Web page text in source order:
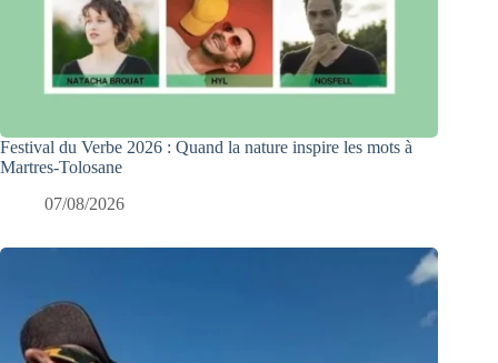
Festival du Verbe 2026 : Quand la nature inspire les mots à
Martres-Tolosane
07/08/2026